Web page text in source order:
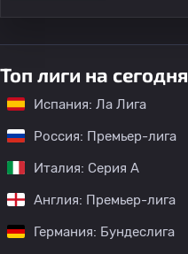
Топ лиги на сегодня
Испания: Ла Лига
Россия: Премьер-лига
Италия: Серия А
Англия: Премьер-лига
Германия: Бундеслига